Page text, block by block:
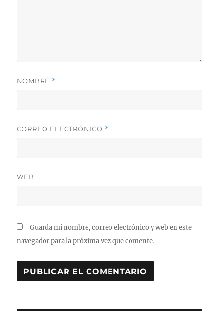
NOMBRE *
CORREO ELECTRÓNICO *
WEB
Guarda mi nombre, correo electrónico y web en este
navegador para la próxima vez que comente.